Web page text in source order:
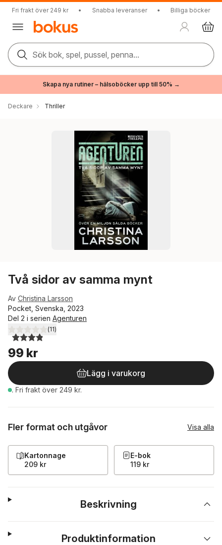
Fri frakt över 249 kr • Snabba leveranser • Billiga böcker
Sök bok, spel, pussel, penna...
Skapa nya rutiner – hälsoböcker upp till 50% →
Deckare Thriller
Två sidor av samma mynt
Av Christina Larsson
Pocket, Svenska, 2023
Del 2 i serien Agenturen
3,9utav 5 stjärnor. Totalt antal röster:
(11)
99 kr
Lägg i varukorg
. Fri frakt över 249 kr.
Fler format och utgåvor Visa alla
Kartonnage
209 kr
E-bok
119 kr
Beskrivning
Produktinformation